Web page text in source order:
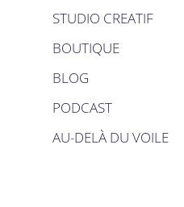
STUDIO CREATIF
BOUTIQUE
BLOG
PODCAST
AU-DELÀ DU VOILE